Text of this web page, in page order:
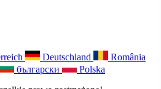
Deutschland
România
български
Polska